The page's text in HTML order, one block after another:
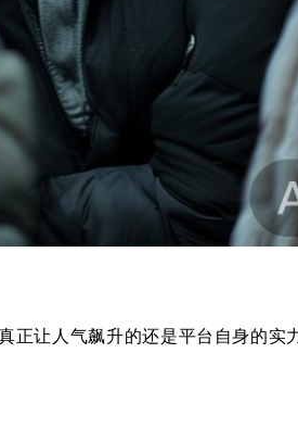
让人气飙升的还是平台自身的实